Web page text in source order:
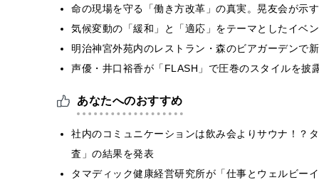
命の現場を守る「働き方改革」の真実。晃友会が示
気候変動の「緩和」と「適応」をテーマとしたイベ
明治神宮外苑内のレストラン・森のビアガーデンで
声優・井口裕香が「FLASH」で圧巻のスタイルを
あなたへのおすすめ
社内のコミュニケーションは飲み会よりサウナ！？
査」の結果を発表
タマディック健康経営研究所が「仕事とウェルビー